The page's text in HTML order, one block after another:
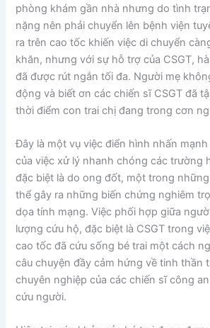
phòng khám gần nhà nhưng do tình
nặng nên phải chuyển lên bệnh viện
ra trên cao tốc khiến việc di chuyển
khăn, nhưng với sự hỗ trợ của CSGT,
đã được rút ngắn tối đa. Người mẹ
động và biết ơn các chiến sĩ CSGT đã
thời điểm con trai chị đang trong cơn
Đây là một vụ việc điển hình nhấn
của việc xử lý nhanh chóng các trường
đặc biệt là do ong đốt, một trong
thể gây ra những biến chứng nghiêm
dọa tính mạng. Việc phối hợp giữa
lượng cứu hộ, đặc biệt là CSGT trong
cao tốc đã cứu sống bé trai một cách
câu chuyện đầy cảm hứng về tinh thần
chuyên nghiệp của các chiến sĩ công
cứu người.